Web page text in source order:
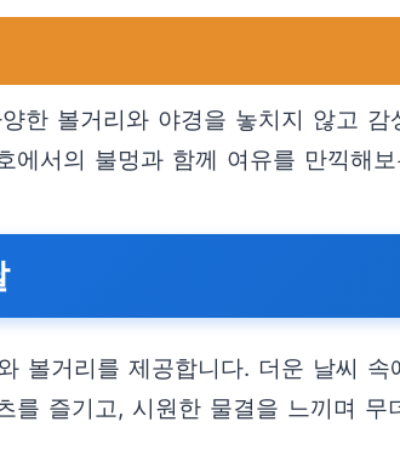
한 볼거리와 야경을 놓치지 않고
서의 불멍과 함께 여유를 만끽해
볼거리를 제공합니다. 더운 날씨
즐기고, 시원한 물결을 느끼며 무